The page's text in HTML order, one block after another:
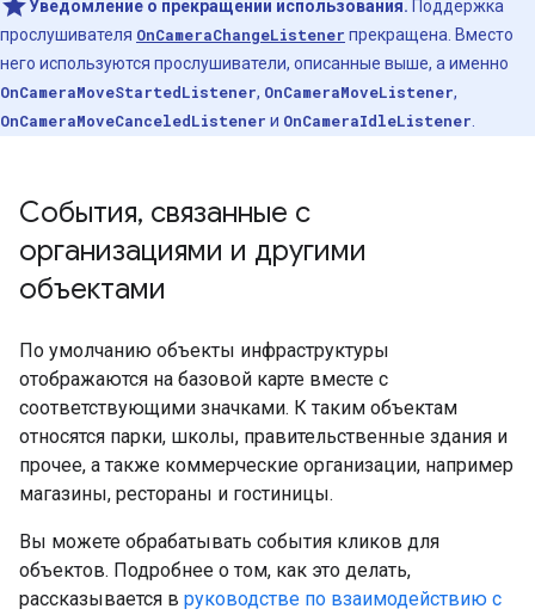
Уведомление о прекращении использования. Поддержка
прослушивателя OnCameraChangeListener прекращена. Вместо
него используются прослушиватели, описанные выше, а именно
OnCameraMoveStartedListener, OnCameraMoveListener,
OnCameraMoveCanceledListener и OnCameraIdleListener
События, связанные с
организациями и другими
объектами
По умолчанию объекты инфраструктуры
отображаются на базовой карте вместе с
соответствующими значками. К таким объектам
относятся парки, школы, правительственные здания и
прочее, а также коммерческие организации, например
магазины, рестораны и гостиницы.
Вы можете обрабатывать события кликов для
объектов. Подробнее о том, как это делать,
рассказывается в руководстве по взаимодействию с